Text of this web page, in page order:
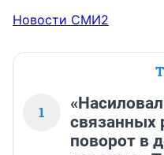
Новости СМИ2
1
связанных
поворот в